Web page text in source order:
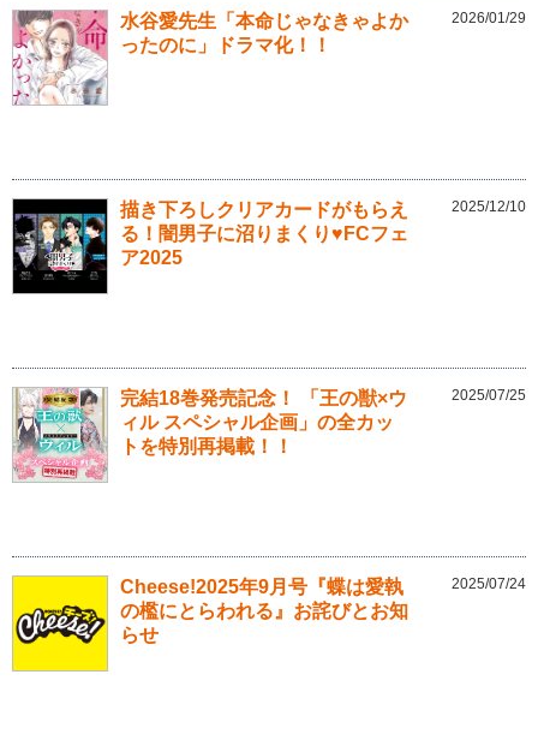
水谷愛先生「本命じゃなきゃよか
ったのに」ドラマ化！！
2026/01/29
描き下ろしクリアカードがもらえ
る！闇男子に沼りまくり♥FCフェ
ア2025
2025/12/10
完結18巻発売記念！ 「王の獣×ウ
ィル スペシャル企画」の全カッ
トを特別再掲載！！
2025/07/25
Cheese!2025年9月号『蝶は愛執
の檻にとらわれる』お詫びとお知
らせ
2025/07/24